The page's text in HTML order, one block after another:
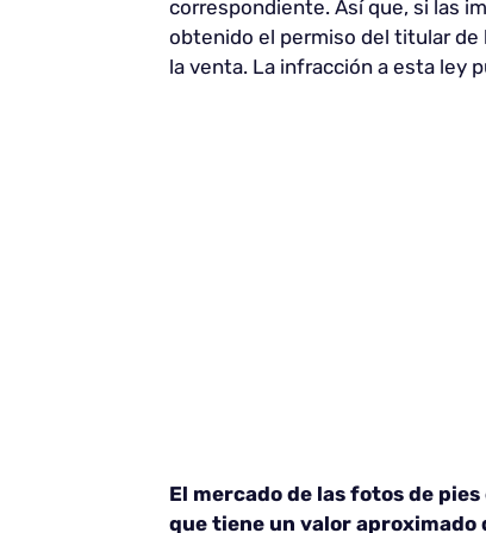
correspondiente. Así que, si las
obtenido el permiso del titular de
la venta. La infracción a esta ley
El mercado de las fotos de pies
que tiene un valor aproximado